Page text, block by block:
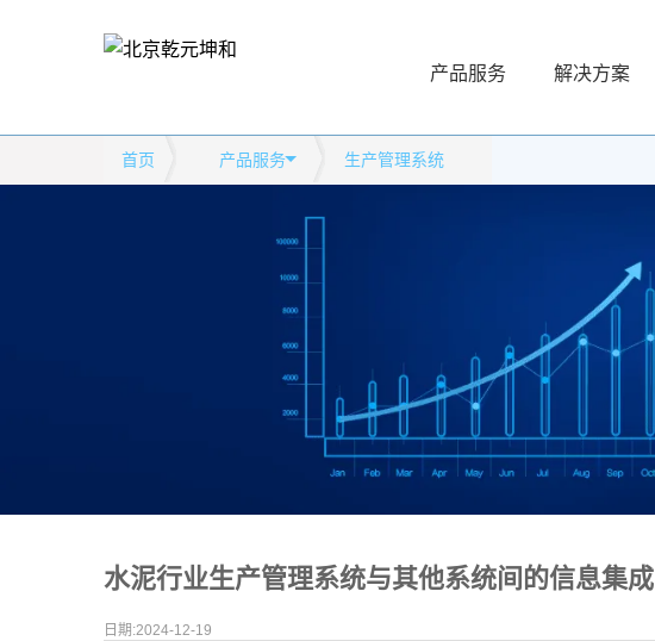
产品服务 解决方案
首页 产品服务 生产管理系统
水泥行业生产管理系统与其他系统间的信息集成
日期:2024-12-19